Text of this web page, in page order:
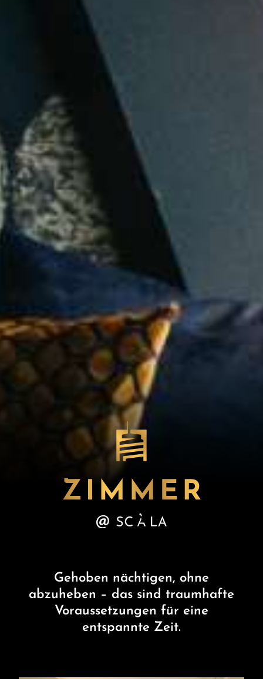
Gehoben nächtigen, ohne
abzuheben – das sind traumhafte
Voraussetzungen für eine
entspannte Zeit.